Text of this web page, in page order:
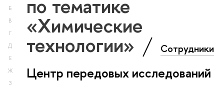
Б
В
Г
Д
Е
Ж
З
по тематике
«Химические
технологии» Сотрудники
Центр передовых исследований